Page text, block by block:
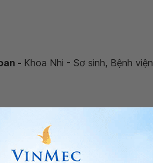
- Khoa Nhi - Sơ sinh, Bệnh viện
”, bác sĩ xin giải đáp như sau:
không để lại di chứng. Nếu điều